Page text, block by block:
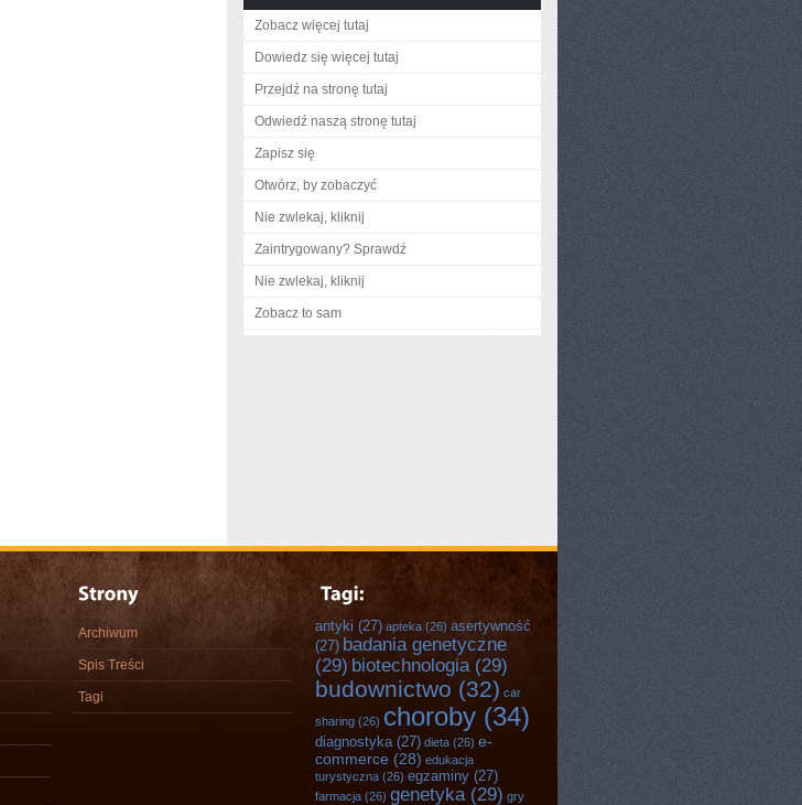
Zobacz więcej tutaj
Dowiedz się więcej tutaj
Przejdź na stronę tutaj
Odwiedź naszą stronę tutaj
Zapisz się
Otwórz, by zobaczyć
Nie zwlekaj, kliknij
Zaintrygowany? Sprawdź
Nie zwlekaj, kliknij
Zobacz to sam
Archiwum
Spis Treści
Tagi
antyki (27) apteka (26) asertywność
(27) badania genetyczne
(29) biotechnologia (29)
budownictwo (32) car
sharing (26) choroby (34)
diagnostyka(27) dieta (26) e-
commerce (28) edukacja
turystyczna (26) egzaminy (27)
farmacja (26) genetyka (29) gry